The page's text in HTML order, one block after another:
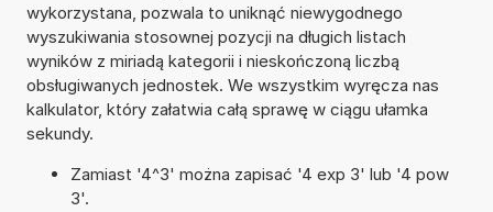
wykorzystana, pozwala to uniknąć niewygodnego
wyszukiwania stosownej pozycji na długich listach
wyników z miriadą kategorii i nieskończoną liczbą
obsługiwanych jednostek. We wszystkim wyręcza nas
kalkulator, który załatwia całą sprawę w ciągu ułamka
sekundy.
Zamiast '4^3' można zapisać '4 exp 3' lub '4 pow
3'.